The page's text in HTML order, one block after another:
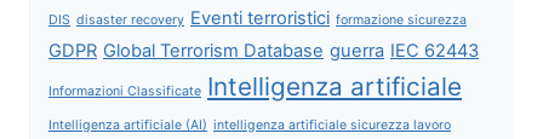
DIS disaster recovery Eventi terroristici formazione sicurezza
GDPR Global Terrorism Database guerra IEC 62443
Informazioni Classificate Intelligenza artificiale
Intelligenza artificiale (AI) intelligenza artificiale sicurezza lavoro